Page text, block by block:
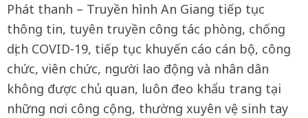
Phát thanh – Truyền hình An Giang tiếp tục
thông tin, tuyên truyền công tác phòng, chống
dịch COVID-19, tiếp tục khuyến cáo cán bộ, công
chức, viên chức, người lao động và nhân dân
không được chủ quan, luôn đeo khẩu trang tại
những nơi công cộng, thường xuyên vệ sinh tay